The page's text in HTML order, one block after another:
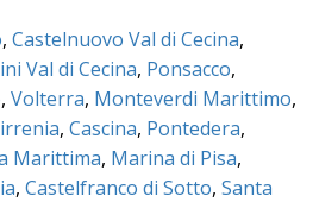
, Castelnuovo Val di Cecina,
Val di Cecina, Ponsacco,
, Volterra, Monteverdi Marittimo,
, Cascina, Pontedera,
Marittima, Marina di Pisa,
, Castelfranco di Sotto, Santa